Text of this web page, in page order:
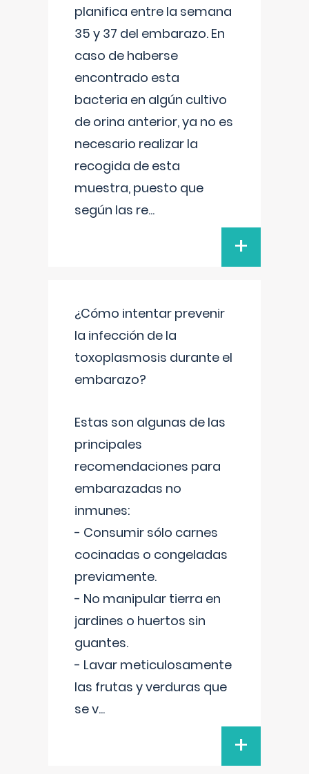
planifica entre la semana
35 y 37 del embarazo. En
caso de haberse
encontrado esta
bacteria en algún cultivo
de orina anterior, ya no es
necesario realizar la
recogida de esta
muestra, puesto que
según las re...
+
¿Cómo intentar prevenir
la infección de la
toxoplasmosis durante el
embarazo?
Estas son algunas de las
principales
recomendaciones para
embarazadas no
inmunes:
- Consumir sólo carnes
cocinadas o congeladas
previamente.
- No manipular tierra en
jardines o huertos sin
guantes.
- Lavar meticulosamente
las frutas y verduras que
se v...
+